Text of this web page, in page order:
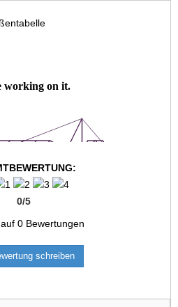
0/5
0 Bewertungen
schreiben